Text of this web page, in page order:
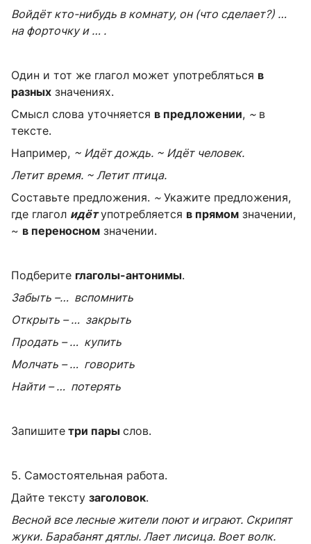
Войдёт кто-нибудь в комнату, он (что сделает?) …
на форточку и … .
Один и тот же глагол может употребляться в
разных значениях.
Смысл слова уточняется в предложении, ~ в
тексте.
Например, ~ Идёт дождь. ~ Идёт человек.
Летит время. ~ Летит птица.
Составьте предложения. ~ Укажите предложения,
где глагол идётупотребляется в прямом значении,
~ в переносном значении.
Подберите глаголы-антонимы.
Забыть –… вспомнить
Открыть – … закрыть
Продать – … купить
Молчать – … говорить
Найти – … потерять
Запишите три пары слов.
5. Самостоятельная работа.
Дайте тексту заголовок.
Весной все лесные жители поют и играют. Скрипят
жуки. Барабанят дятлы. Лает лисица. Воет волк.